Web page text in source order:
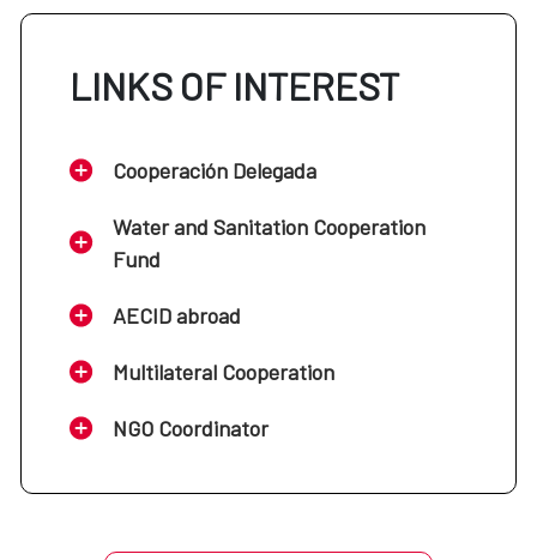
LINKS OF INTEREST
Cooperación Delegada
Water and Sanitation Cooperation
Fund
AECID abroad
Multilateral Cooperation
NGO Coordinator